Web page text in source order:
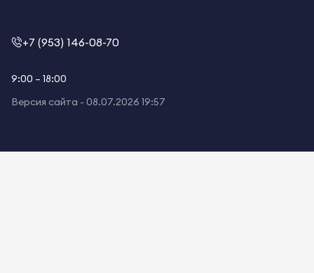
+7 (953) 146-08-70
9:00 – 18:00
Версия сайта - 08.07.2026 19:57